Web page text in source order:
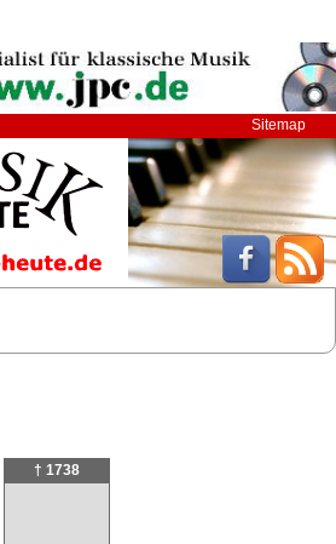
Sitemap
† 1738